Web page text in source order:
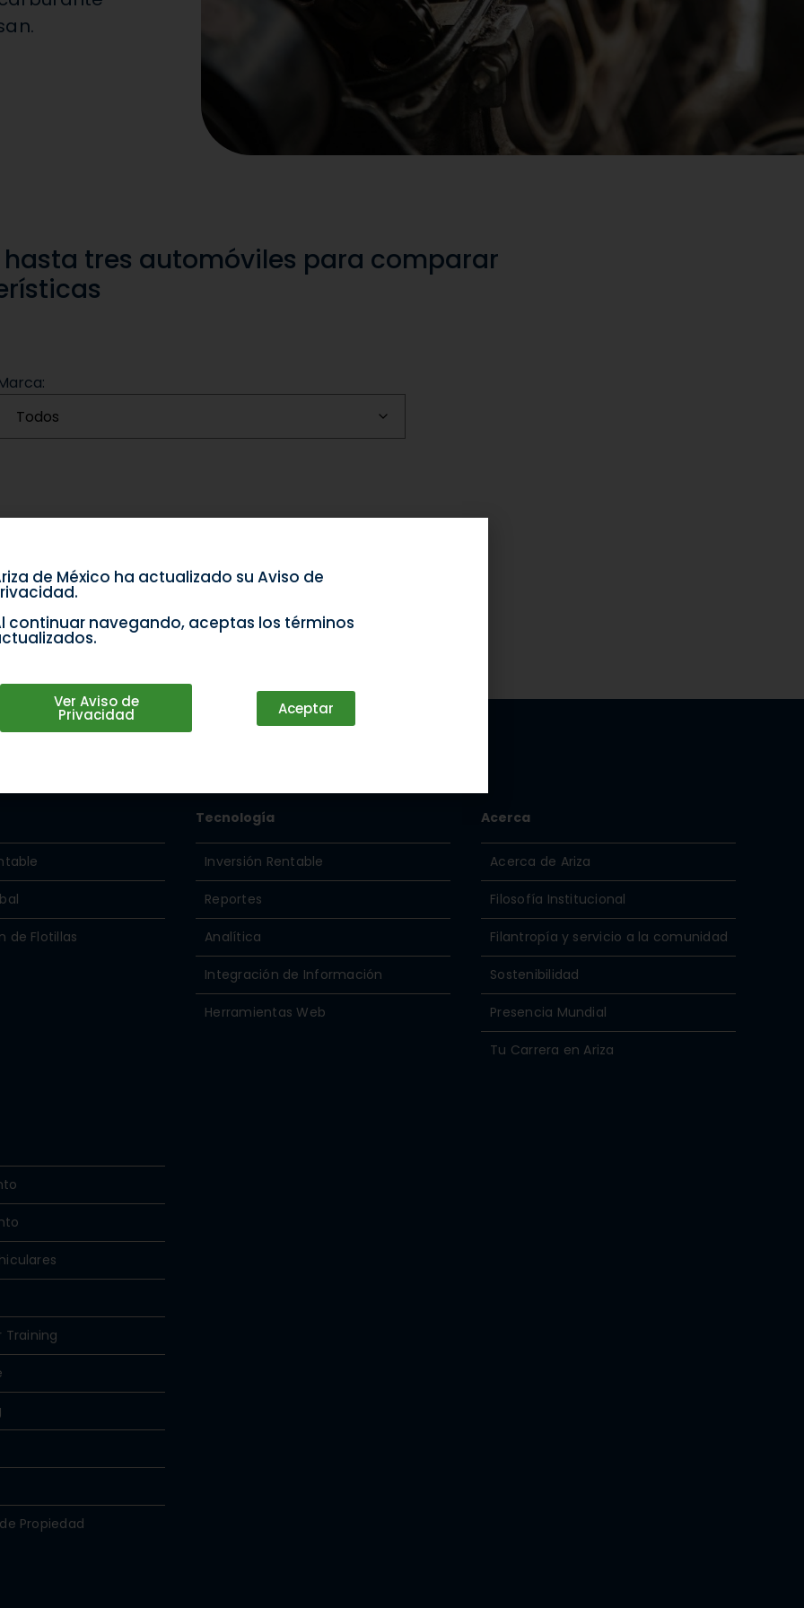
Seguros Micrositios
Costo Total de Propiedad
hasta tres automóviles para comparar
de Flotillas
Tecnología
Inversión Rentable
Reportes
Analítica
Integración de Información
Herramientas Web
Acerca
Acerca de Ariza
Filosofía Institucional
Filantropía y servicio a la comunidad
Sostenibilidad
Presencia Mundial
Tu Carrera en Ariza
Training
Propiedad
de México ha actualizado su Aviso de
continuar navegando, aceptas los términos
Ver Aviso de
Privacidad Aceptar